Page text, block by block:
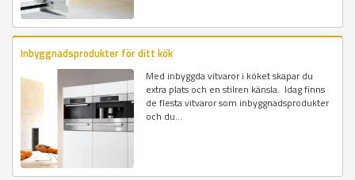
Inbyggnadsprodukter för ditt kök
Med inbyggda vitvaror i köket skapar du
extra plats och en stilren känsla. Idag finns
de flesta vitvaror som inbyggnadsprodukter
och du...